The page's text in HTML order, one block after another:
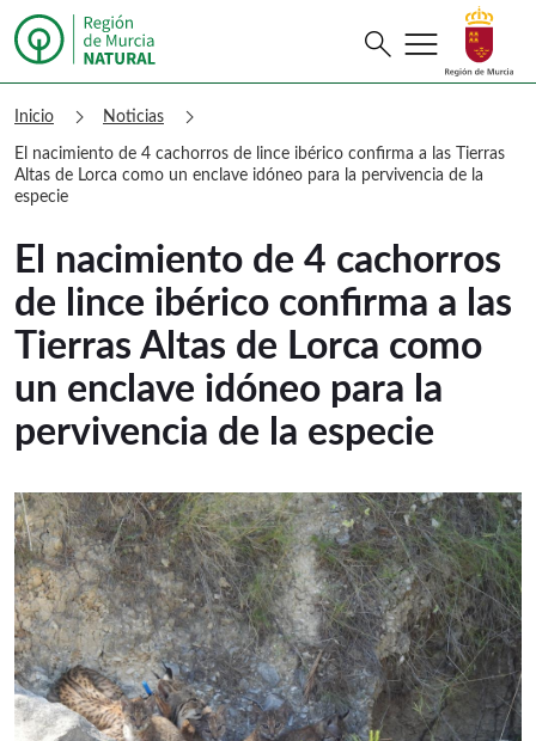
Murcia Natural El nacimiento de 4
Buscar
search menu
Inicio chevron_right Noticias chevron_right
El nacimiento de 4 cachorros de lince ibérico confirma a las Tierras
Altas de Lorca como un enclave idóneo para la pervivencia de la
especie
El nacimiento de 4 cachorros
de lince ibérico confirma a las
Tierras Altas de Lorca como
un enclave idóneo para la
pervivencia de la especie